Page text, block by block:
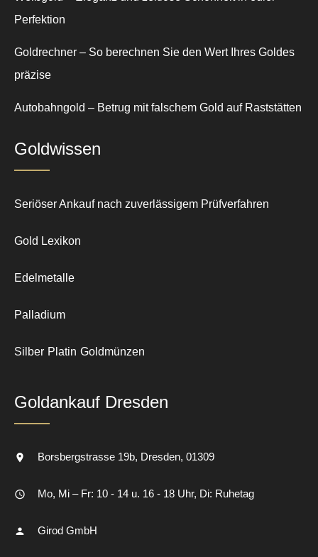
Perfektion
Goldrechner – So berechnen Sie den Wert Ihres Goldes
präzise
Autobahngold – Betrug mit falschem Gold auf Raststätten
Goldwissen
Seriöser Ankauf nach zuverlässigem Prüfverfahren
Gold Lexikon
Edelmetalle
Palladium
Silber Platin Goldmünzen
Goldankauf Dresden
Borsbergstrasse 19b Dresden 01309
Mo, Mi – Fr: 10 - 14 u. 16 - 18 Uhr, Di: Ruhetag
Girod GmbH